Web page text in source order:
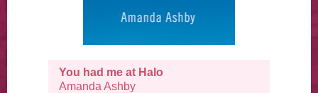
You had me at Halo
Amanda Ashby